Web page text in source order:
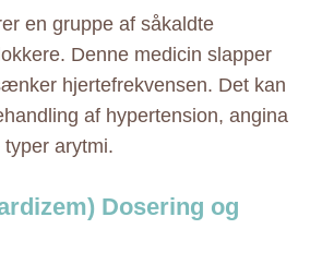
en gruppe af såkaldte
Denne medicin slapper
hjertefrekvensen. Det kan
af hypertension, angina
arytmi.
Dosering og